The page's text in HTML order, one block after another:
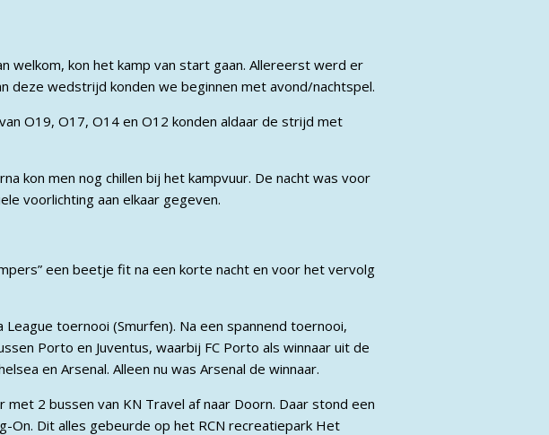
welkom, kon het kamp van start gaan. Allereerst werd er
deze wedstrijd konden we beginnen met avond/nachtspel.
O19, O17, O14 en O12 konden aldaar de strijd met
kon men nog chillen bij het kampvuur. De nacht was voor
voorlichting aan elkaar gegeven.
een beetje fit na een korte nacht en voor het vervolg
toernooi (Smurfen). Na een spannend toernooi,
Porto en Juventus, waarbij FC Porto als winnaar uit de
en Arsenal. Alleen nu was Arsenal de winnaar.
2 bussen van KN Travel af naar Doorn. Daar stond een
On. Dit alles gebeurde op het RCN recreatiepark Het